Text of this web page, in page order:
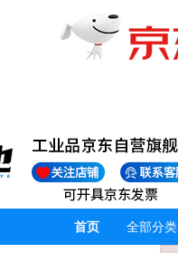
首页 全部分类